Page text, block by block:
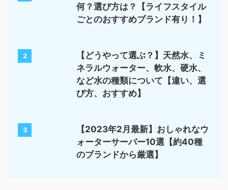
何？選び方は？【ライフスタイル
ごとのおすすめブランド有り！】
2
【どうやって選ぶ？】天然水、ミ
ネラルウォーター、軟水、硬水、
など水の種類について【違い、選
び方、おすすめ】
3
【2023年2月最新】おしゃれなウ
ォーターサーバー10選【約40種
のブランドから厳選】